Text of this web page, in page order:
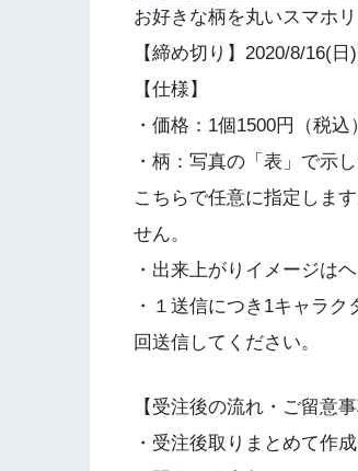
お好きな柄を丸いスマホ
【締め切り】2020/8/16(
【仕様】
・価格：1個1500円（税
・柄：写真の「表」で示
こちらで任意に指定しま
せん。
・出来上がりイメージは
・１送信につき1キャラ
回送信してください。
【受注後の流れ・ご留意事
・受注後取りまとめて作成